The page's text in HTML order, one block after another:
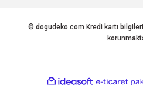
© dogudeko.com Kredi kartı
ideasoft